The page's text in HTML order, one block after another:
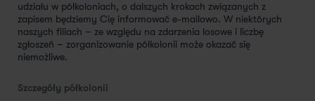
udziału w półkoloniach, o dalszych krokach związanych z
zapisem będziemy Cię informować e-mailowo. W niektórych
naszych filiach – ze względu na zdarzenia losowe i liczbę
zgłoszeń – zorganizowanie półkolonii może okazać się
niemożliwe.
Szczegóły półkolonii